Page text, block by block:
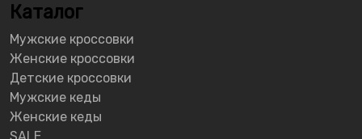
Каталог
Мужские кроссовки
Женские кроссовки
Детские кроссовки
Мужские кеды
Женские кеды